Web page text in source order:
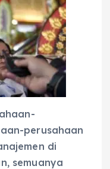
perusahaa­n
di
semuanya